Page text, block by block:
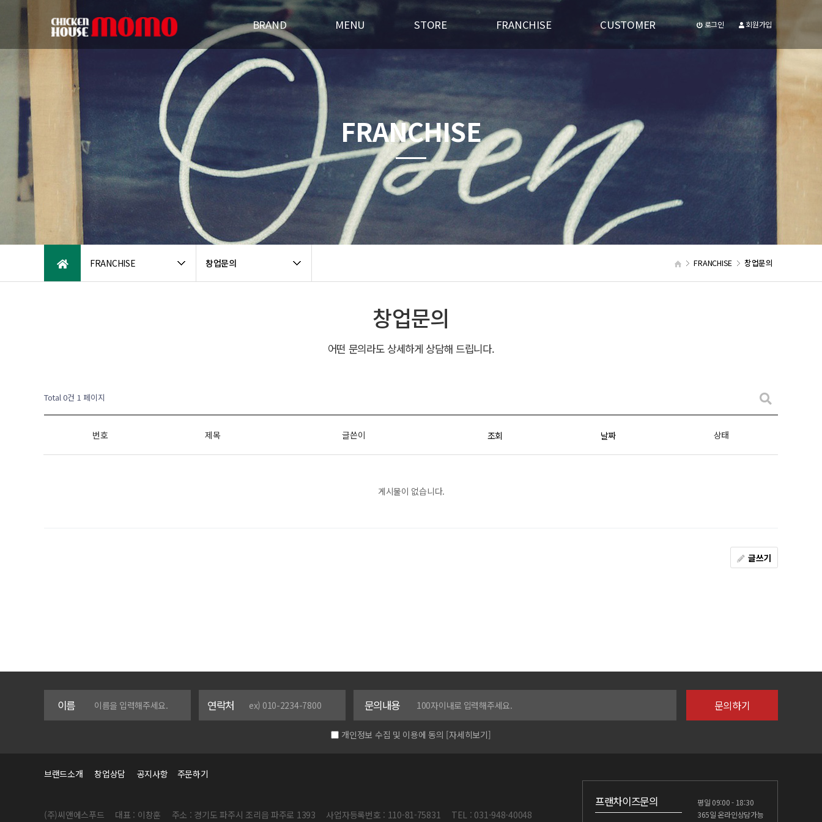
BRAND
브랜드스토리
MENU STORE
가맹점 홍보실
FRANCHISE
개설절차
CUSTOMER 로그인 회원가입
FRANCHISE 창업문의 FRANCHISE 창업문의
FRANCHISE
창업문의
어떤 문의라도 상세하게 상담해 드립니다.
Total 0건 1 페이지
번호 제목 글쓴이 조회 날짜 상태
게시물이 없습니다.
글쓰기
이름 연락처 문의내용
개인정보 수집 및 이용에 동의 [자세히보기]
브랜드소개 창업상담 공지사항 주문하기
(주)씨앤에스푸드 대표 : 이창훈 주소 : 경기도 파주시 조리읍 파주로 1393 사업자등록번호 : 110-81-75831 TEL : 031-948-40048
프랜차이즈문의
평일 09:00 - 18:30
365일 온라인상담가능